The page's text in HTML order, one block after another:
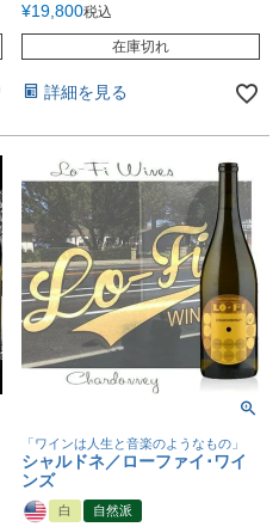
¥19,800税込
在庫切れ
詳細を見る
「ワインは人生と音楽のようなもの」
シャルドネ／ローファイ･ワイ
ンズ
白
自然派